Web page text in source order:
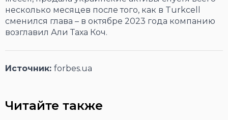
несколько месяцев после того, как в Turkcell
сменился глава – в октябре 2023 года компанию
возглавил Али Таха Коч.
Источник: forbes.ua
Читайте также